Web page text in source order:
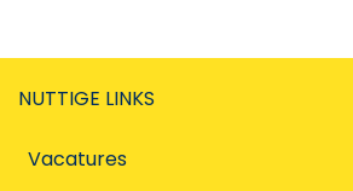
NUTTIGE LINKS
Vacatures